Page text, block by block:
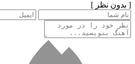
[ بدون نظر ]